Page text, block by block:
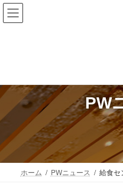
コ
ン
キ
プ
ナ
ビ
に
動
PW
ホーム PWニュース 給食セ